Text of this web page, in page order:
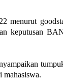
menurut
keputusan
mahasiswa.